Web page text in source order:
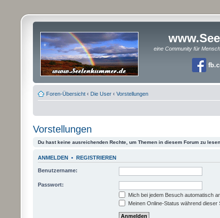
eine Community für
Foren-Übersicht ‹ Die User ‹ Vorstellungen
Vorstellungen
Du hast keine ausreichenden Rechte, um Themen in diesem Forum zu
ANMELDEN • REGISTRIEREN
Benutzername:
Passwort:
Mich bei jedem Besuch automatisch
Meinen Online-Status während dieser